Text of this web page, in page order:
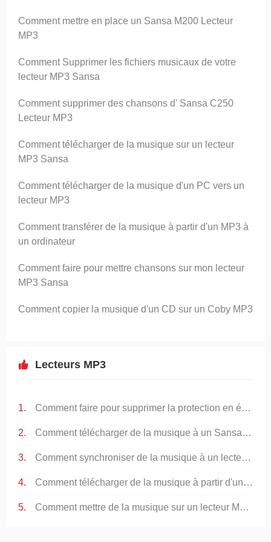
Comment mettre en place un Sansa M200 Lecteur
MP3
Comment Supprimer les fichiers musicaux de votre
lecteur MP3 Sansa
Comment supprimer des chansons d' Sansa C250
Lecteur MP3
Comment télécharger de la musique sur un lecteur
MP3 Sansa
Comment télécharger de la musique d'un PC vers un
lecteur MP3
Comment transférer de la musique à partir d'un MP3 à
un ordinateur
Comment faire pour mettre chansons sur mon lecteur
MP3 Sansa
Comment copier la musique d'un CD sur un Coby MP3
Lecteurs MP3
Comment faire pour supprimer la protection en écriture d'un lecteur MP3
Comment télécharger de la musique à un Sansa M250 MP3 Player
Comment synchroniser de la musique à un lecteur MP3 Sansa
Comment télécharger de la musique à partir d'un ordinateur à un lecteur MP3
Comment mettre de la musique sur un lecteur MP3 de YouTube